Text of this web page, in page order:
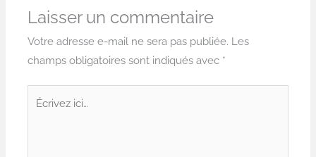
Laisser un commentaire
Votre adresse e-mail ne sera pas publiée. Les
champs obligatoires sont indiqués avec *